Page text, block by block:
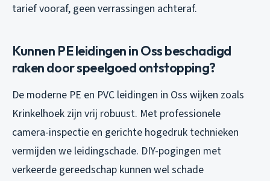
tarief vooraf, geen verrassingen achteraf.
Kunnen PE leidingen in Oss beschadigd
raken door speelgoed ontstopping?
De moderne PE en PVC leidingen in Oss wijken zoals
Krinkelhoek zijn vrij robuust. Met professionele
camera-inspectie en gerichte hogedruk technieken
vermijden we leidingschade. DIY-pogingen met
verkeerde gereedschap kunnen wel schade